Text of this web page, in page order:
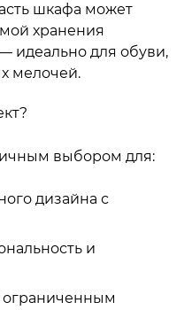
шкафа может
хранения
идеально для обуви,
мелочей.
выбором для:
дизайна с
и
ограниченным